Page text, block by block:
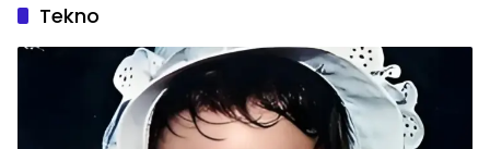
Tekno